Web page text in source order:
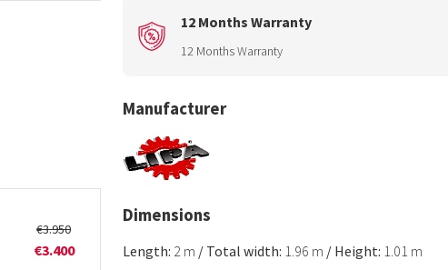
€3.950
€3.400
12 Months Warranty
12 Months Warranty
Manufacturer
Dimensions
Length: 2 m / Total width: 1.96 m / Height: 1.01 m